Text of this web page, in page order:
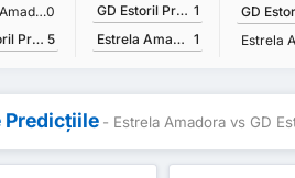
Estrela Amadora0
GD Estoril Praia 5
GD Estoril Praia 1
Estrela Amadora 1
Predicțiile - Estrela Amadora vs GD